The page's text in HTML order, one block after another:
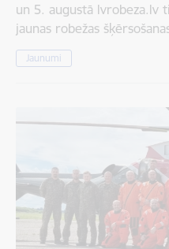
un 5. augustā lvrobeza.lv
jaunas robežas
Jaunumi